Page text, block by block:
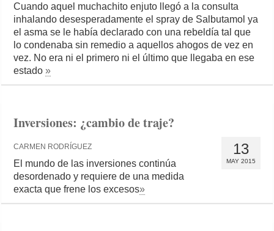
Cuando aquel muchachito enjuto llegó a la consulta
inhalando desesperadamente el spray de Salbutamol ya
el asma se le había declarado con una rebeldía tal que
lo condenaba sin remedio a aquellos ahogos de vez en
vez. No era ni el primero ni el último que llegaba en ese
estado»
Inversiones: ¿cambio de traje?
13
MAY 2015
CARMEN RODRÍGUEZ
El mundo de las inversiones continúa
desordenado y requiere de una medida
exacta que frene los excesos»